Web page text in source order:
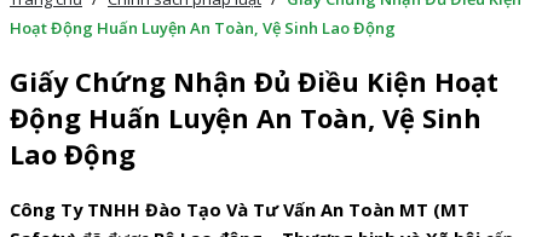
Hoạt Động Huấn Luyện An Toàn, Vệ Sinh Lao Động
Giấy Chứng Nhận Đủ Điều Kiện Hoạt
Động Huấn Luyện An Toàn, Vệ Sinh
Lao Động
Công Ty TNHH Đào Tạo Và Tư Vấn An Toàn MT (MT